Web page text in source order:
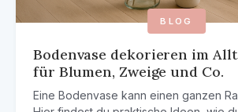
BLOG
Bodenvase dekorieren im
für Blumen, Zweige und Co.
Eine Bodenvase kann einen ganzen